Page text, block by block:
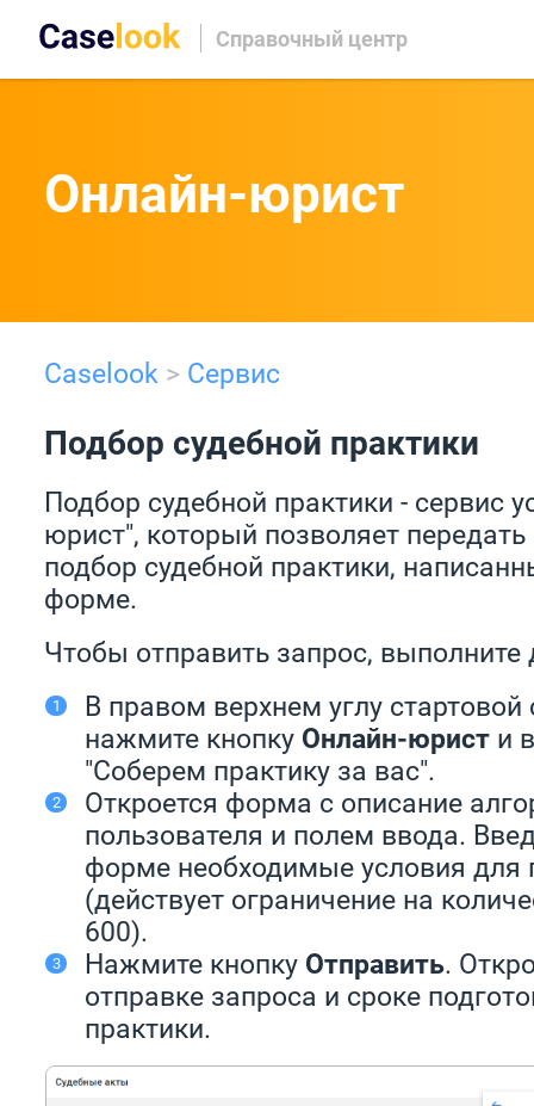
Справочный центр
Онлайн-юрист
Caselook > Сервис
Подбор судебной практики
Подбор судебной практики - сервис
юрист", который позволяет
подбор судебной практики,
форме.
Чтобы отправить запрос, выполните
В правом верхнем углу
нажмите кнопку Онлайн-юрист и
"Соберем практику за вас".
Откроется форма с описание
пользователя и полем ввода.
форме необходимые условия для
(действует ограничение на
600).
Нажмите кнопку Отправить.
отправке запроса и сроке
практики.